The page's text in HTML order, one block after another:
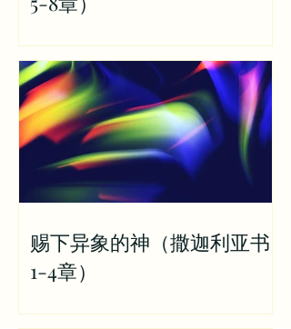
赐下异象的神（撒迦利亚书
1-4章）